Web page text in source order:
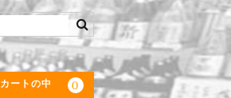
カートの中 0